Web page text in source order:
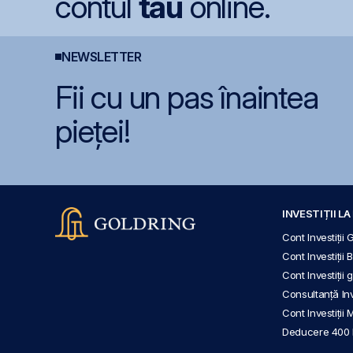
NEWSLETTER
Fii cu un pas înaintea
pieței!
INVESTIȚII LA
Cont Investiții
Cont Investiții
Cont Investiții
Consultanță
Cont Investiții
Deducere 400